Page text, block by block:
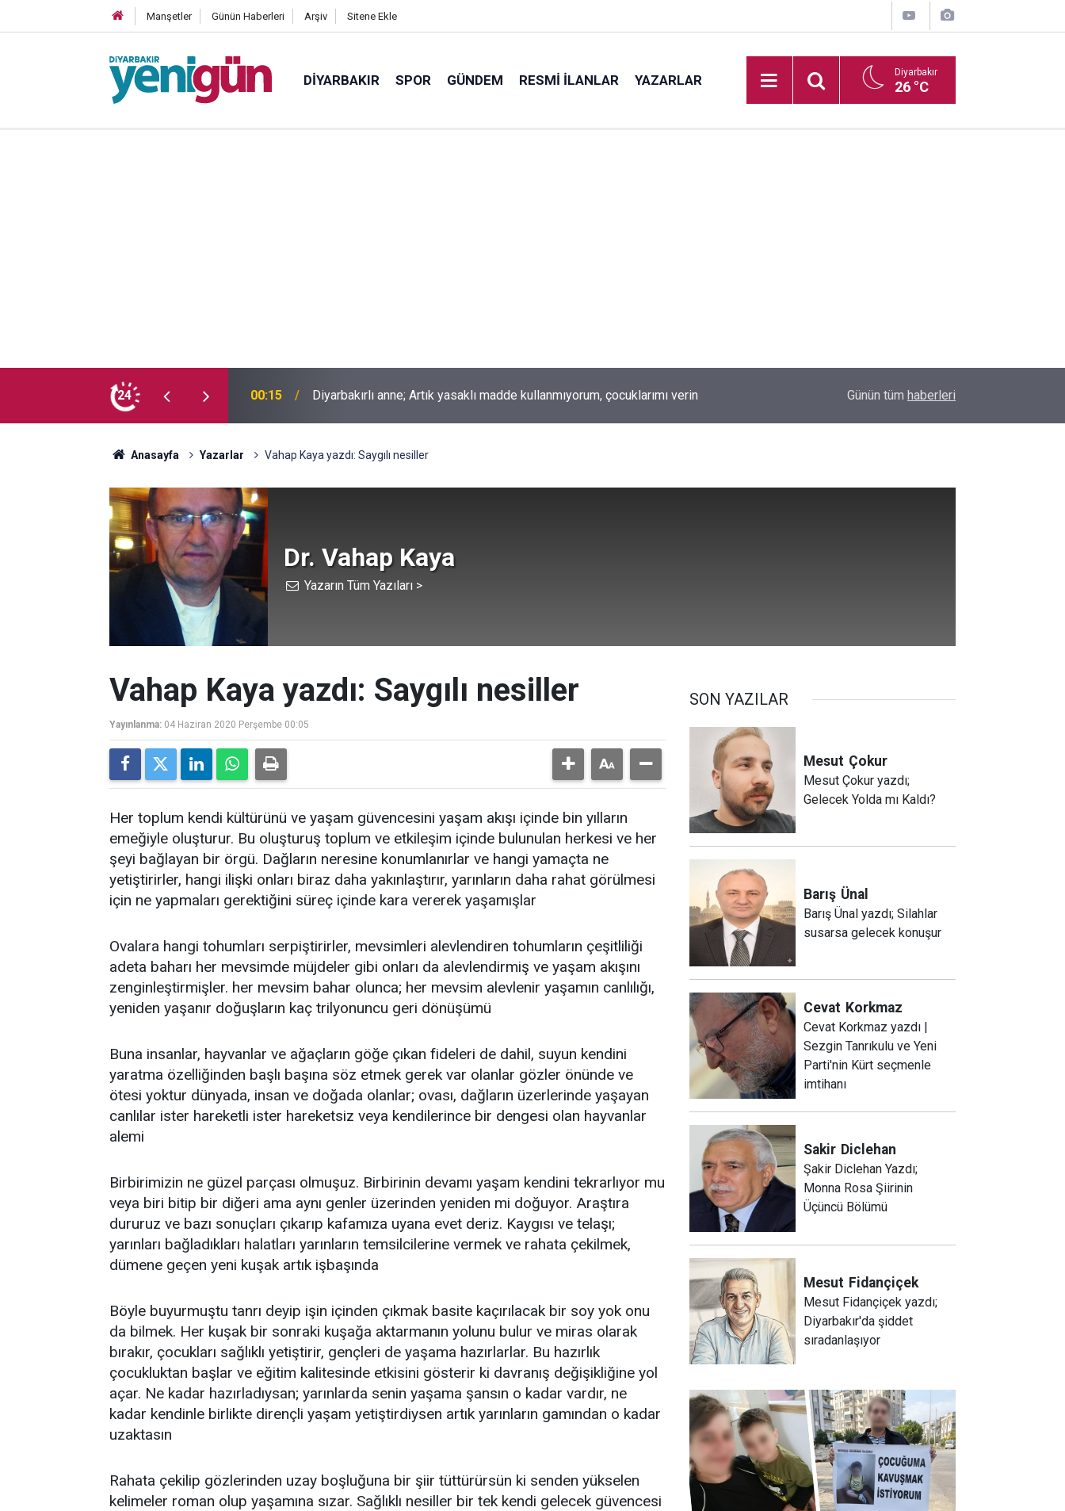
Manşetler Günün Haberleri Arşiv Sitene Ekle
DIYARBAKIR SPOR GÜNDEM RESMI İLANLAR YAZARLAR Diyarbakır
26 °C
24
kullanmıyorum, çocuklarımı verin 00:05 Mesut Çokur yazdı; Gelecek Yolda mı Kaldı? Barış Ünal yazdı; Silahlar susarsa gelecek
Günün tüm haberleri
Anasayfa Yazarlar Vahap Kaya yazdı: Saygılı nesiller
Dr. Vahap Kaya
Yazarın Tüm Yazıları >
Vahap Kaya yazdı: Saygılı nesiller
Yayınlanma: 04 Haziran 2020 Perşembe 00:05
Her toplum kendi kültürünü ve yaşam güvencesini yaşam akışı içinde bin yılların
emeğiyle oluşturur. Bu oluşturuş toplum ve etkileşim içinde bulunulan herkesi ve her
şeyi bağlayan bir örgü. Dağların neresine konumlanırlar ve hangi yamaçta ne
yetiştirirler, hangi ilişki onları biraz daha yakınlaştırır, yarınların daha rahat görülmesi
için ne yapmaları gerektiğini süreç içinde kara vererek yaşamışlar
Ovalara hangi tohumları serpiştirirler, mevsimleri alevlendiren tohumların çeşitliliği
adeta baharı her mevsimde müjdeler gibi onları da alevlendirmiş ve yaşam akışını
zenginleştirmişler. her mevsim bahar olunca; her mevsim alevlenir yaşamın canlılığı,
yeniden yaşanır doğuşların kaç trilyonuncu geri dönüşümü
Buna insanlar, hayvanlar ve ağaçların göğe çıkan fideleri de dahil, suyun kendini
yaratma özelliğinden başlı başına söz etmek gerek var olanlar gözler önünde ve
ötesi yoktur dünyada, insan ve doğada olanlar; ovası, dağların üzerlerinde yaşayan
canlılar ister hareketli ister hareketsiz veya kendilerince bir dengesi olan hayvanlar
alemi
Birbirimizin ne güzel parçası olmuşuz. Birbirinin devamı yaşam kendini tekrarlıyor mu
veya biri bitip bir diğeri ama aynı genler üzerinden yeniden mi doğuyor. Araştıra
dururuz ve bazı sonuçları çıkarıp kafamıza uyana evet deriz. Kaygısı ve telaşı;
yarınları bağladıkları halatları yarınların temsilcilerine vermek ve rahata çekilmek,
dümene geçen yeni kuşak artık işbaşında
Böyle buyurmuştu tanrı deyip işin içinden çıkmak basite kaçırılacak bir soy yok onu
da bilmek. Her kuşak bir sonraki kuşağa aktarmanın yolunu bulur ve miras olarak
bırakır, çocukları sağlıklı yetiştirir, gençleri de yaşama hazırlarlar. Bu hazırlık
çocukluktan başlar ve eğitim kalitesinde etkisini gösterir ki davranış değişikliğine yol
açar. Ne kadar hazırladıysan; yarınlarda senin yaşama şansın o kadar vardır, ne
kadar kendinle birlikte dirençli yaşam yetiştirdiysen artık yarınların gamından o kadar
uzaktasın
Rahata çekilip gözlerinden uzay boşluğuna bir şiir tüttürürsün ki senden yükselen
kelimeler roman olup yaşamına sızar. Sağlıklı nesiller bir tek kendi gelecek güvencesi
SON YAZILAR
Mesut Çokur
Mesut Çokur yazdı;
Gelecek Yolda mı Kaldı?
Barış Ünal
Barış Ünal yazdı; Silahlar
susarsa gelecek konuşur
Cevat Korkmaz
Cevat Korkmaz yazdı |
Sezgin Tanrıkulu ve Yeni
Parti'nin Kürt seçmenle
imtihanı
Sakir Diclehan
Şakir Diclehan Yazdı;
Monna Rosa Şiirinin
Üçüncü Bölümü
Mesut Fidançiçek
Mesut Fidançiçek yazdı;
Diyarbakır'da şiddet
sıradanlaşıyor